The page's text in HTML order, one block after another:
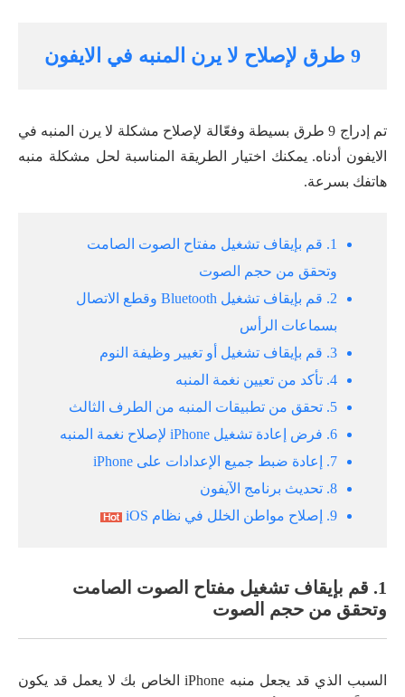
9 طرق لإصلاح لا يرن المنبه في الايفون
تم إدراج 9 طرق بسيطة وفعّالة لإصلاح مشكلة لا يرن المنبه في
الايفون أدناه. يمكنك اختيار الطريقة المناسبة لحل مشكلة منبه
هاتفك بسرعة.
1. قم بإيقاف تشغيل مفتاح الصوت الصامت
وتحقق من حجم الصوت
2. قم بإيقاف تشغيل Bluetooth وقطع الاتصال
بسماعات الرأس
3. قم بإيقاف تشغيل أو تغيير وظيفة النوم
4. تأكد من تعيين نغمة المنبه
5. تحقق من تطبيقات المنبه من الطرف الثالث
6. فرض إعادة تشغيل iPhone لإصلاح نغمة المنبه
7. إعادة ضبط جميع الإعدادات على iPhone
8. تحديث برنامج الآيفون
9. إصلاح مواطن الخلل في نظام iOS
1. قم بإيقاف تشغيل مفتاح الصوت الصامت
وتحقق من حجم الصوت
السبب الذي قد يجعل منبه iPhone الخاص بك لا يعمل قد يكون